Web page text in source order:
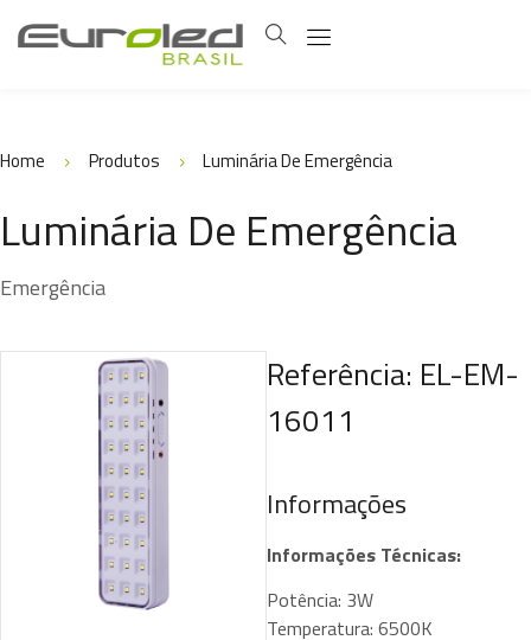
Home Produtos Luminária De Emergência
Luminária De Emergência
Emergência
Referência: EL-EM-
16011
Informações
Informações Técnicas:
Potência: 3W
Temperatura: 6500K